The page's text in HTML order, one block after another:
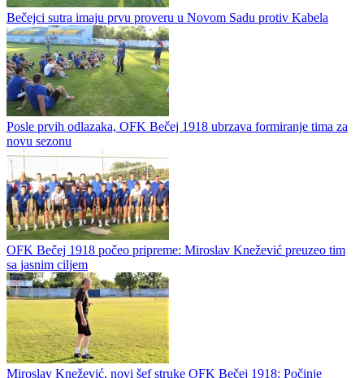
Bečejci sutra imaju prvu proveru u Novom Sadu protiv Kabela
Posle prvih odlazaka, OFK Bečej 1918 ubrzava formiranje tima za
novu sezonu
OFK Bečej 1918 počeo pripreme: Miroslav Knežević preuzeo tim
sa jasnim ciljem
Miroslav Knežević, novi šef struke OFK Bečej 1918: Počinje